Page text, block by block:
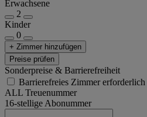
Erwachsene
2
Kinder
0
+ Zimmer hinzufügen
Preise prüfen
Sonderpreise & Barrierefreiheit
Barrierefreies Zimmer erforderlich
ALL Treuenummer
16-stellige Abonummer